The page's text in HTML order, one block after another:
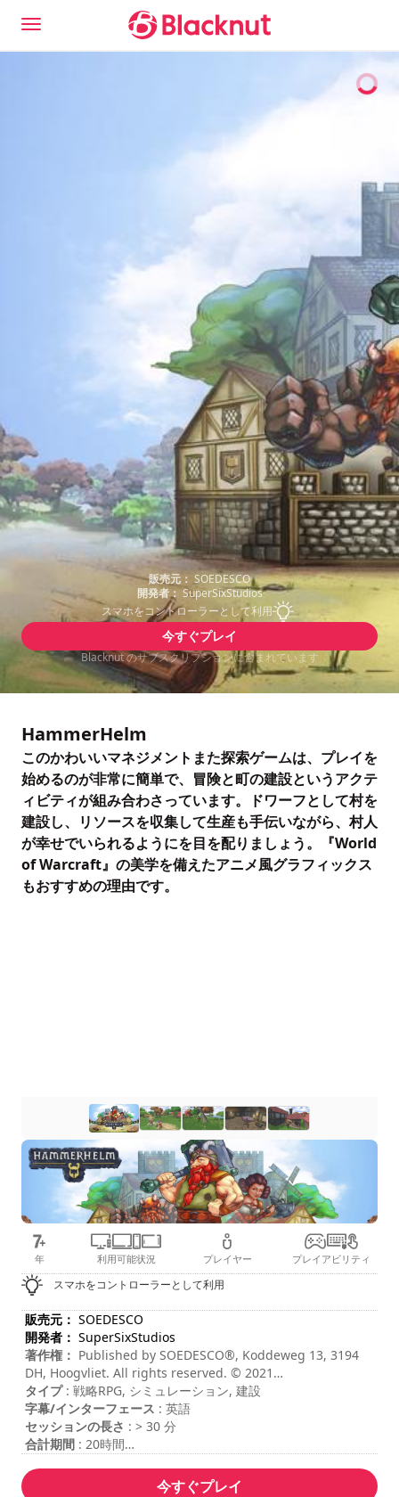
販売元： SOEDESCO
開発者： SuperSixStudios
スマホをコントローラーとして利用
今すぐプレイ
Blacknut のサブスクリプションに含まれています
HammerHelm
このかわいいマネジメントまた探索ゲームは、プレイを
始めるのが非常に簡単で、冒険と町の建設というアクテ
ィビティが組み合わさっています。ドワーフとして村を
建設し、リソースを収集して生産も手伝いながら、村人
が幸せでいられるようにを目を配りましょう。『World
of Warcraft』の美学を備えたアニメ風グラフィックス
もおすすめの理由です。
年 利用可能状況 プレイヤー プレイアビリティ
スマホをコントローラーとして利用
販売元： SOEDESCO
開発者： SuperSixStudios
著作権： Published by SOEDESCO®, Koddeweg 13, 3194
DH, Hoogvliet. All rights reserved. © 2021
SuperSixStudios. All Rights Reserved.
タイプ: 戦略RPG, シミュレーション, 建設
字幕/インターフェース : 英語
セッションの長さ : > 30 分
合計期間 : 20時間
コマンドは「ゲームオプション」に表示されています。
今すぐプレイ